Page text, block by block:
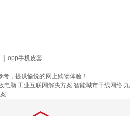
opp手机皮套
，提供愉悦的网上购物体验！
电脑 工业互联网解决方案 智能城市干线网络